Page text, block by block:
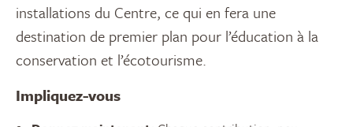
installations du Centre, ce qui en fera une
destination de premier plan pour l’éducation à la
conservation et l’écotourisme.
Impliquez-vous